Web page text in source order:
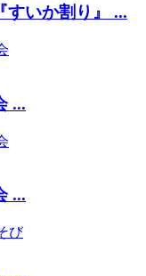
すいか割り』 ...
...
...